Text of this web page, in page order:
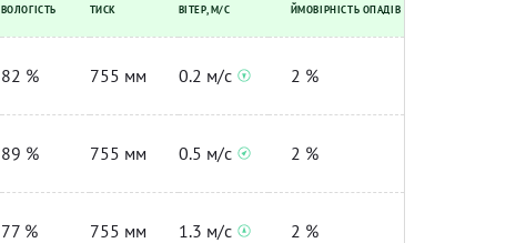
ВОЛОГІСТЬ ТИСК ВІТЕР, М/С ЙМОВІРНІСТЬ ОПАДІВ
82 % 755 мм 0.2 м/с 2 %
89 % 755 мм 0.5 м/с 2 %
77 % 755 мм 1.3 м/с 2 %